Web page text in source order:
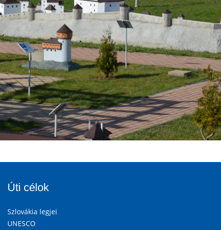
Úti célok
Szlovákia legjei
UNESCO